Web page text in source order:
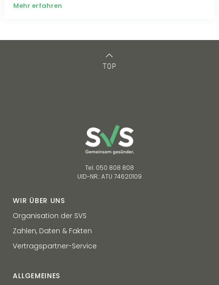
Mehr erfahren
TOP
Tel. 050 808 808
UID-NR.: ATU 74620109
WIR ÜBER UNS
Organisation der SVS
Zahlen, Daten & Fakten
Vertragspartner-Service
ALLGEMEINES